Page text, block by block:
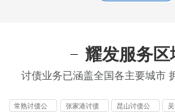
耀发服务区
讨债业务已涵盖全国各主要城市
常熟讨债公
张家港讨债
昆山讨债公